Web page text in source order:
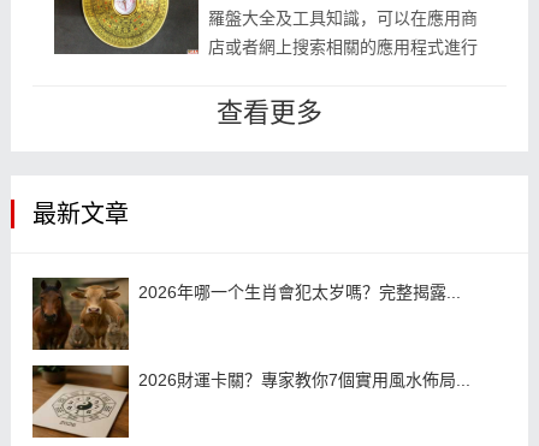
羅盤大全及工具知識，可以在應用商
店或者網上搜索相關的應用程式進行
己的風水羅盤應用程式，您可以選擇
查看更多
最新文章
2026年哪一个生肖會犯太岁嗎？完整揭露...
2026財運卡關？專家教你7個實用風水佈局...